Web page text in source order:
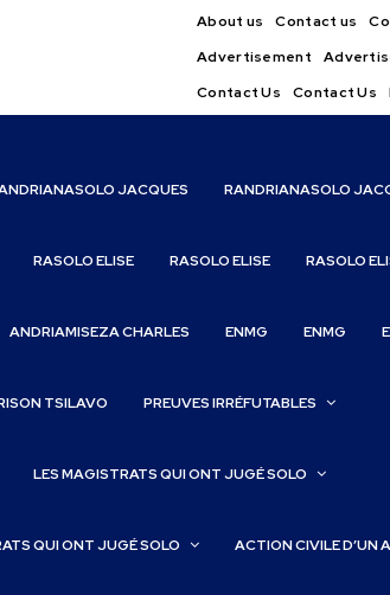
About us Contact us
Advertisement
Contact Us
Contact Us
JACQUES RANDRIANASOLO
RASOLO ELISE RASOLO ELISE RASOLO
ANDRIAMISEZA CHARLES ENMG ENMG
TSILAVO PREUVES IRRÉFUTABLES
LES MAGISTRATS QUI ONT JUGÉ SOLO
QUI ONT JUGÉ SOLO ACTION CIVILE D’UN